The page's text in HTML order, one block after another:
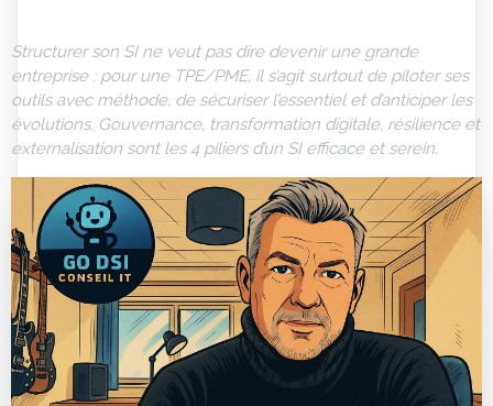
Structurer son SI ne veut pas dire devenir une grande
entreprise : pour une TPE/PME, il s’agit surtout de piloter ses
outils avec méthode, de sécuriser l’essentiel et d’anticiper les
évolutions. Gouvernance, transformation digitale, résilience et
externalisation sont les 4 piliers d’un SI efficace et serein.